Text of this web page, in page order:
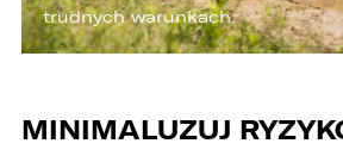
trudnych warunkach.
MINIMALUZUJ